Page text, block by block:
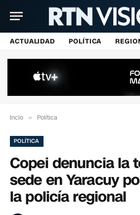
ACTUALIDAD POLÍTICA
Incio » Política
POLÍTICA
Copei denuncia la
sede en Yaracuy
la policía regional